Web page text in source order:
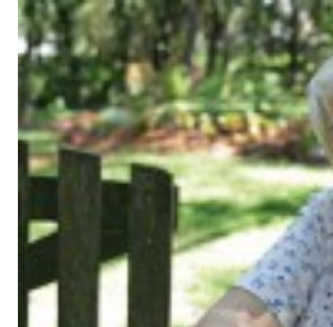
sozialen Herausforderungen zu
überwinden, um eine inklusivere